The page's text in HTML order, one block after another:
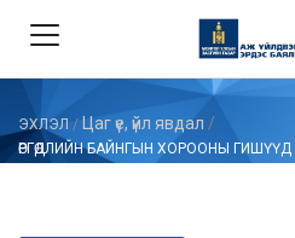
ЭХЛЭЛ / Цаг үе, үйл явдал /
ӨРГӨДЛИЙН БАЙНГЫН ХОРООНЫ